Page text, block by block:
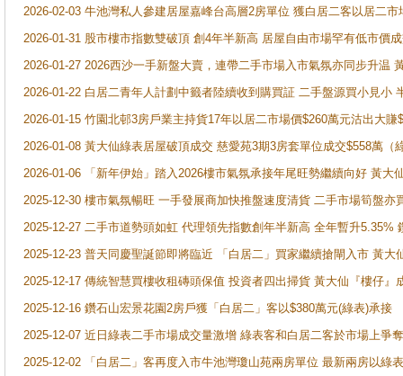
2026-02-03 牛池灣私人參建居屋嘉峰台高層2房單位 獲白居二客以居二市
2026-01-31 股市樓市指數雙破頂 創4年半新高 居屋自由市場罕有低市價
2026-01-27 2026西沙一手新盤大賣，連帶二手市場入市氣氛亦同步升温
2026-01-22 白居二青年人計劃中籤者陸續收到購買証 二手盤源買小見小
2026-01-15 竹園北邨3房戶業主持貨17年以居二市場價$260萬元沽出大賺
2026-01-08 黃大仙綠表居屋破頂成交 慈愛苑3期3房套單位成交$558萬（
2026-01-06 「新年伊始」踏入2026樓市氣氛承接年尾旺勢繼續向好 黃
2025-12-30 樓市氣氛暢旺 一手發展商加快推盤速度清貨 二手市場筍盤
2025-12-27 二手市道勢頭如虹 代理領先指數創年半新高 全年暫升5.35%
2025-12-23 普天同慶聖誕節即將臨近 「白居二」買家繼續搶閘入市 黃
2025-12-17 傳統智慧買樓收租磚頭保值 投資者四出掃貨 黃大仙『樓仔
2025-12-16 鑽石山宏景花園2房戶獲「白居二」客以$380萬元(綠表)承接
2025-12-07 近日綠表二手市場成交量激增 綠表客和白居二客於市場上
2025-12-02 「白居二」客再度入市牛池灣瓊山苑兩房單位 最新兩房以綠